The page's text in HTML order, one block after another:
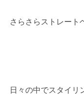
さらさらストレート
日々の中でスタイリ